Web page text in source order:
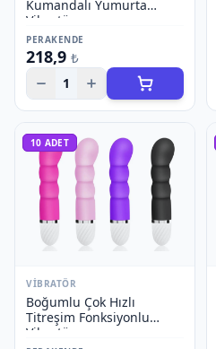
Kumandalı Yumurta
Vibratör
PERAKENDE
218,9 ₺
1
10 ADET
VIBRATÖR
Boğumlu Çok Hızlı
Titreşim Fonksiyonlu
Vibratör